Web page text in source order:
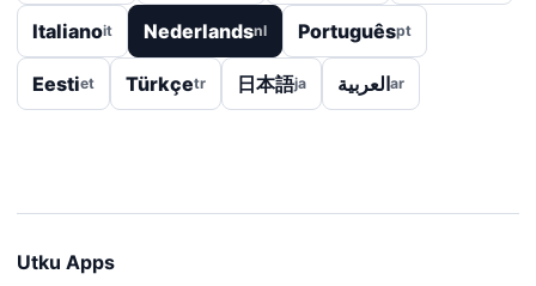
Italianoit Nederlandsnl Portuguêspt
Eestiet Türkçetr 日本語ja العربيةar
Utku Apps